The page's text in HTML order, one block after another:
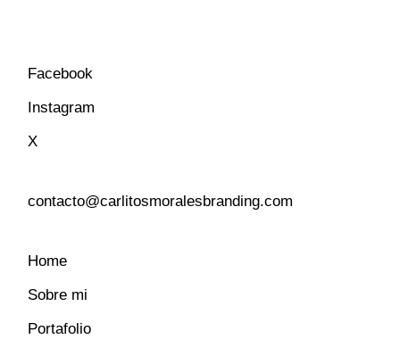
Facebook
Instagram
X
contacto@carlitosmoralesbranding.com
Home
Sobre mi
Portafolio